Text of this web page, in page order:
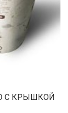
С КРЫШКОЙ